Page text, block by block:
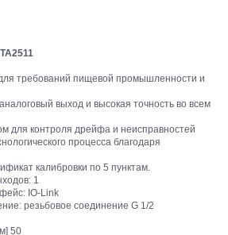
для требований пищевой промышленности и
выход и высокая точность во всем
для контроля дрейфа и неисправностей
процесса благодаря
калибровки по 5 пунктам.
1
IO-Link
резьбовое соединение G 1/2
50